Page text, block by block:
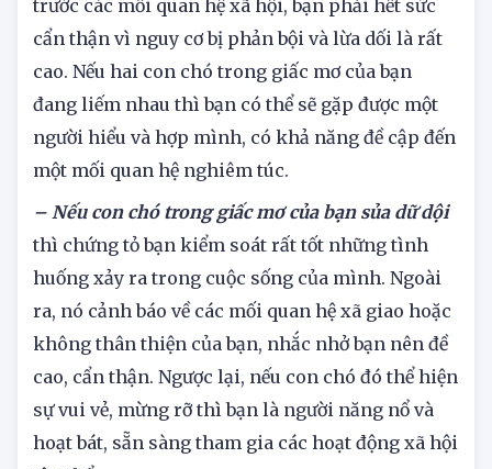
– Nếu bạn mơ thấy ai đó đang bị chó cắnthì
trước các mối quan hệ xã hội, bạn phải hết sức
cẩn thận vì nguy cơ bị phản bội và lừa dối là rất
cao. Nếu hai con chó trong giấc mơ của bạn
đang liếm nhau thì bạn có thể sẽ gặp được một
người hiểu và hợp mình, có khả năng đề cập đến
một mối quan hệ nghiêm túc.
– Nếu con chó trong giấc mơ của bạn sủa dữ dội
thì chứng tỏ bạn kiểm soát rất tốt những tình
huống xảy ra trong cuộc sống của mình. Ngoài
ra, nó cảnh báo về các mối quan hệ xã giao hoặc
không thân thiện của bạn, nhắc nhở bạn nên đề
cao, cẩn thận. Ngược lại, nếu con chó đó thể hiện
sự vui vẻ, mừng rỡ thì bạn là người năng nổ và